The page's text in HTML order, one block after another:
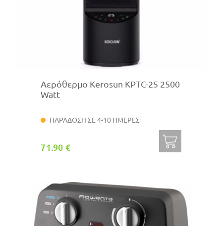
Αερόθερμο Kerosun KPTC-25 2500
Watt
ΠΑΡΑΔΟΣΗ ΣΕ 4-10 ΗΜΕΡΕΣ
71.90 €